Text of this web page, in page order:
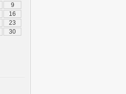
9
16
23
30